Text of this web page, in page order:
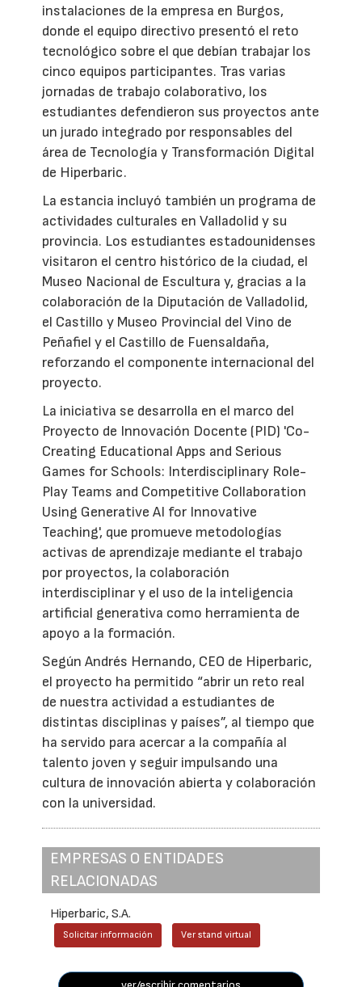
instalaciones de la empresa en Burgos,
donde el equipo directivo presentó el reto
tecnológico sobre el que debían trabajar los
cinco equipos participantes. Tras varias
jornadas de trabajo colaborativo, los
estudiantes defendieron sus proyectos ante
un jurado integrado por responsables del
área de Tecnología y Transformación Digital
de Hiperbaric.
La estancia incluyó también un programa de
actividades culturales en Valladolid y su
provincia. Los estudiantes estadounidenses
visitaron el centro histórico de la ciudad, el
Museo Nacional de Escultura y, gracias a la
colaboración de la Diputación de Valladolid,
el Castillo y Museo Provincial del Vino de
Peñafiel y el Castillo de Fuensaldaña,
reforzando el componente internacional del
proyecto.
La iniciativa se desarrolla en el marco del
Proyecto de Innovación Docente (PID) 'Co-
Creating Educational Apps and Serious
Games for Schools: Interdisciplinary Role-
Play Teams and Competitive Collaboration
Using Generative AI for Innovative
Teaching', que promueve metodologías
activas de aprendizaje mediante el trabajo
por proyectos, la colaboración
interdisciplinar y el uso de la inteligencia
artificial generativa como herramienta de
apoyo a la formación.
Según Andrés Hernando, CEO de Hiperbaric,
el proyecto ha permitido “abrir un reto real
de nuestra actividad a estudiantes de
distintas disciplinas y países”, al tiempo que
ha servido para acercar a la compañía al
talento joven y seguir impulsando una
cultura de innovación abierta y colaboración
con la universidad.
EMPRESAS O ENTIDADES
RELACIONADAS
Hiperbaric, S.A.
Solicitar información Ver stand virtual